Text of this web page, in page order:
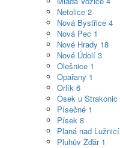
Netolice 2
Nová Bystřice 4
Nová Pec 1
Nové Hrady 18
Nové Údolí 3
Olešnice 1
Opařany 1
Orlík 6
Osek u Strakonic
Písečné 1
Písek 8
Planá nad Lužnicí
Pluhův Žďár 1